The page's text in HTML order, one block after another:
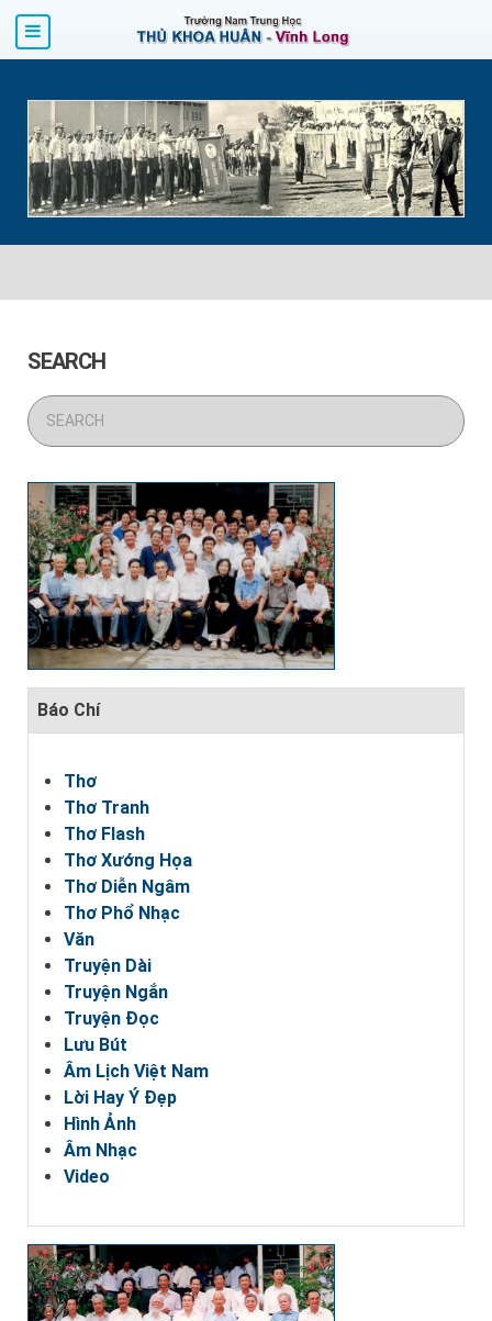
SEARCH
Báo Chí
Thơ
Thơ Tranh
Thơ Flash
Thơ Xướng Họa
Thơ Diễn Ngâm
Thơ Phổ Nhạc
Văn
Truyện Dài
Truyện Ngắn
Truyện Đọc
Lưu Bút
Âm Lịch Việt Nam
Lời Hay Ý Đẹp
Hình Ảnh
Âm Nhạc
Video